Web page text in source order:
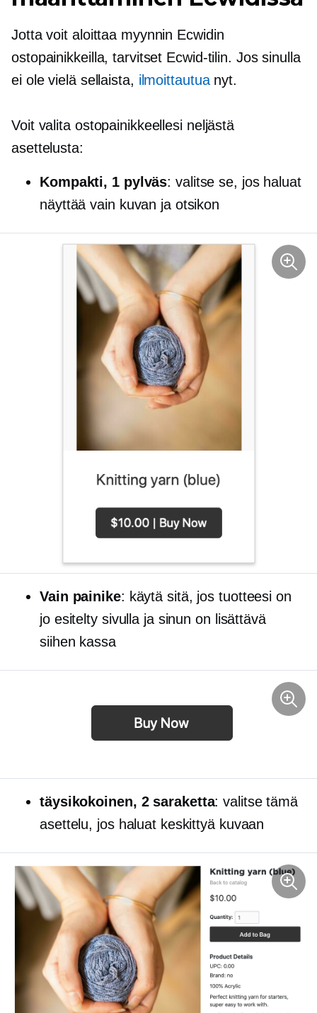
Jotta voit aloittaa myynnin Ecwidin
ostopainikkeilla, tarvitset Ecwid-tilin. Jos sinulla
ei ole vielä sellaista, ilmoittautuanyt.
Voit valita ostopainikkeellesi neljästä
asettelusta:
Kompakti, 1 pylväs: valitse se, jos haluat
näyttää vain kuvan ja otsikon
Vain painike: käytä sitä, jos tuotteesi on
jo esitelty sivulla ja sinun on lisättävä
siihen kassa
täysikokoinen, 2 saraketta: valitse tämä
asettelu, jos haluat keskittyä kuvaan